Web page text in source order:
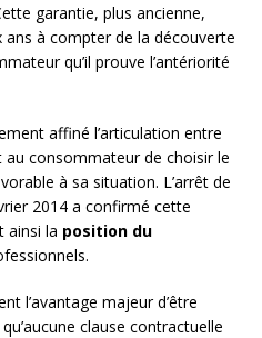
garantie, plus ancienne,
ans à compter de la découverte
qu’il prouve l’antériorité
affiné l’articulation entre
consommateur de choisir le
à sa situation. L’arrêt de
2014 a confirmé cette
ainsi la position du
l’avantage majeur d’être
clause contractuelle